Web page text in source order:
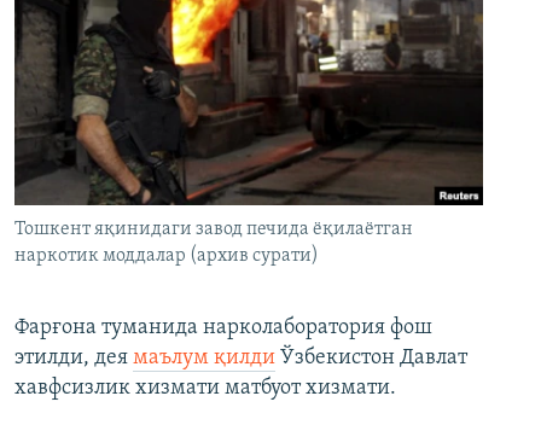
Тошкент яқинидаги завод печида ёқилаётган
наркотик моддалар (архив сурати)
Фарғона туманида нарколаборатория фош
этилди, дея маълум қилди Ўзбекистон Давлат
хавфсизлик хизмати матбуот хизмати.